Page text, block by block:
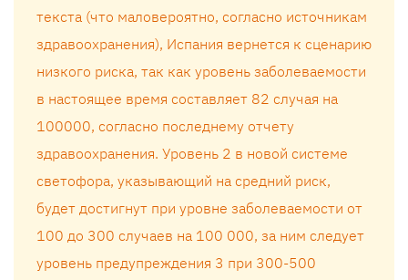
текста (что маловероятно, согласно источникам
здравоохранения), Испания вернется к сценарию
низкого риска, так как уровень заболеваемости
в настоящее время составляет 82 случая на
100000, согласно последнему отчету
здравоохранения. Уровень 2 в новой системе
светофора, указывающий на средний риск,
будет достигнут при уровне заболеваемости от
100 до 300 случаев на 100 000, за ним следует
уровень предупреждения 3 при 300-500